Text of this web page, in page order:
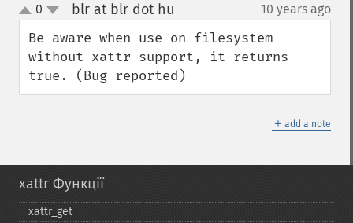
up
down
0 blr at blr dot hu 10 years ago
Be aware when use on filesystem
without xattr support, it returns
true. (Bug reported)
＋ add a note
xattr Функції
xattr_​get